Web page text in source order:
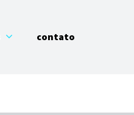
contato